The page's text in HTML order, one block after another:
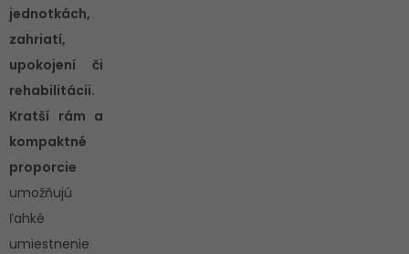
jednotkách,
zahriatí,
upokojení či
rehabilitácii.
Kratší rám a
kompaktné
proporcie
umožňujú
ľahké
umiestnenie